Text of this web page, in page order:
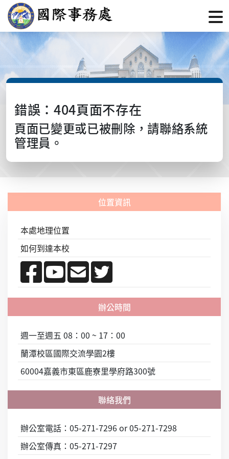
錯誤：404頁面不存在
頁面已變更或已被刪除，請聯絡系統
管理員。
本處地理位置
如何到達本校
週一至週五 08：00 ~ 17：00
蘭潭校區國際交流學園2樓
60004嘉義市東區鹿寮里學府路300號
辦公室電話：05-271-7296 or 05-271-7298
辦公室傳真：05-271-7297